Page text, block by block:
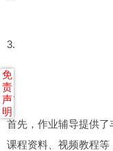
3.
4.
首先，作业辅导提供了
课程资料、视频教程
免
责
声
明